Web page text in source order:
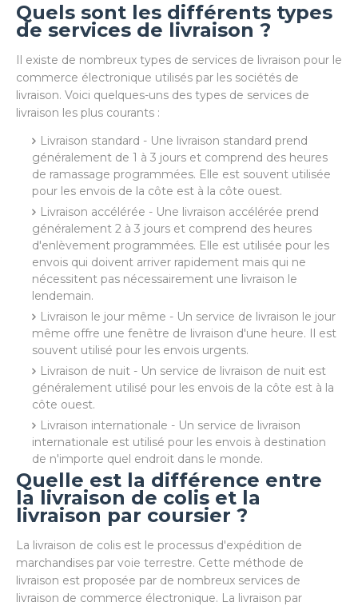
Quels sont les différents types
de services de livraison ?
Il existe de nombreux types de services de livraison pour le
commerce électronique utilisés par les sociétés de
livraison. Voici quelques-uns des types de services de
livraison les plus courants :
Livraison standard - Une livraison standard prend
généralement de 1 à 3 jours et comprend des heures
de ramassage programmées. Elle est souvent utilisée
pour les envois de la côte est à la côte ouest.
Livraison accélérée - Une livraison accélérée prend
généralement 2 à 3 jours et comprend des heures
d'enlèvement programmées. Elle est utilisée pour les
envois qui doivent arriver rapidement mais qui ne
nécessitent pas nécessairement une livraison le
lendemain.
Livraison le jour même - Un service de livraison le jour
même offre une fenêtre de livraison d'une heure. Il est
souvent utilisé pour les envois urgents.
Livraison de nuit - Un service de livraison de nuit est
généralement utilisé pour les envois de la côte est à la
côte ouest.
Livraison internationale - Un service de livraison
internationale est utilisé pour les envois à destination
de n'importe quel endroit dans le monde.
Quelle est la différence entre
la livraison de colis et la
livraison par coursier ?
La livraison de colis est le processus d'expédition de
marchandises par voie terrestre. Cette méthode de
livraison est proposée par de nombreux services de
livraison de commerce électronique. La livraison par